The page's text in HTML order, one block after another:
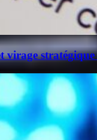
virage stratégique